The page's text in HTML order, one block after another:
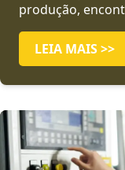
produção,
LEIA MAIS >>